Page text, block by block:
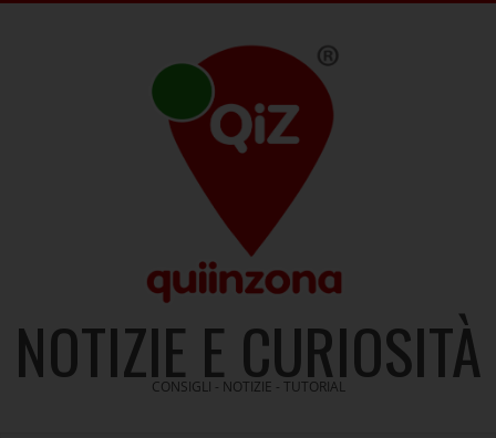
NOTIZIE E CURIOSITÀ
CONSIGLI - NOTIZIE - TUTORIAL